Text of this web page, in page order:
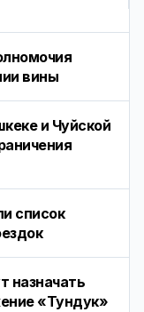
вины
и Чуйской
список
назначать
«Тундук»